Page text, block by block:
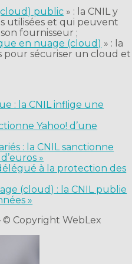
public » : la CNIL y
utilisées et qui peuvent
fournisseur ;
en nuage (cloud) » : la
pour sécuriser un cloud et
: la CNIL inflige une
Yahoo! d’une
: la CNIL sanctionne
»
à la protection des
(cloud) : la CNIL publie
»
© Copyright WebLex